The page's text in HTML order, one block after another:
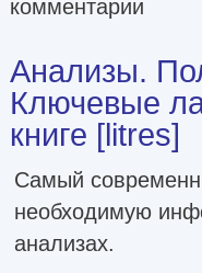
комментарии
Анализы.
Ключевые
книге [litres]
Самый
необходимую
анализах.